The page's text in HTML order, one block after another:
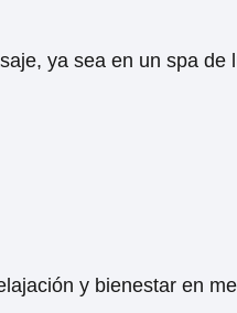
ya sea en un spa de
y bienestar en